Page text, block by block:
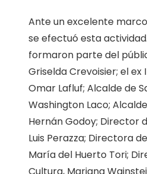
Ante un excelente
se efectuó esta
formaron parte del
Griselda Crevoisier; el ex
Omar Lafluf; Alcalde de
Washington Laco;
Hernán Godoy; Director
Luis Perazza; Directora
María del Huerto Tori;